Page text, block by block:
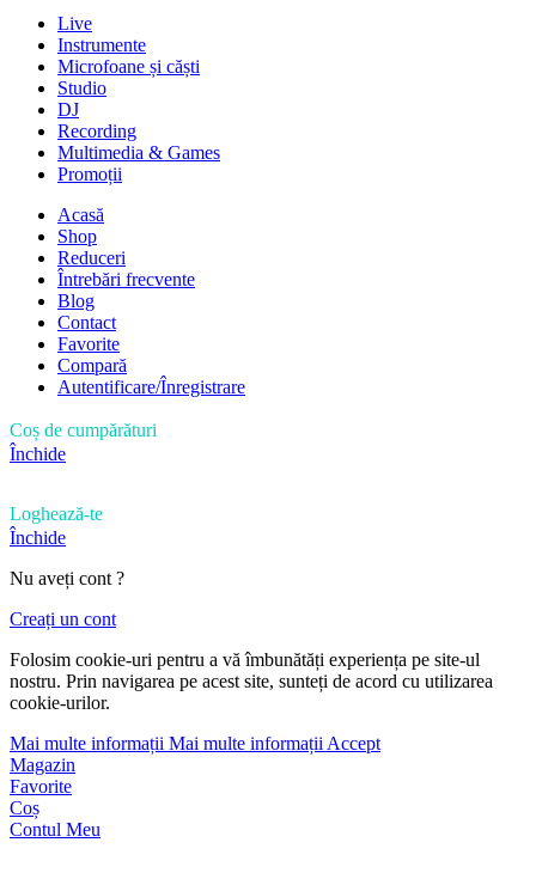
Live
Instrumente
Microfoane și căști
Studio
DJ
Recording
Multimedia & Games
Promoții
Acasă
Shop
Reduceri
Întrebări frecvente
Blog
Contact
Favorite
Compară
Autentificare/Înregistrare
Coș de cumpărături
Închide
Loghează-te
Închide
Nu aveți cont ?
Creați un cont
Folosim cookie-uri pentru a vă îmbunătăți experiența pe site-ul
nostru. Prin navigarea pe acest site, sunteți de acord cu utilizarea
cookie-urilor.
Mai multe informații Mai multe informațiiAccept
Magazin
Favorite
Coș
Contul Meu